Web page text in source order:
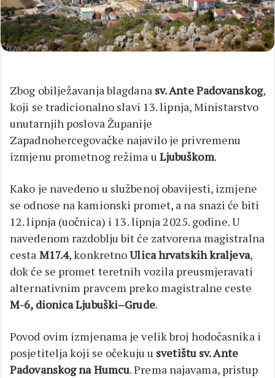
Zbog obilježavanja blagdana sv. Ante Padovanskog,
koji se tradicionalno slavi 13. lipnja, Ministarstvo
unutarnjih poslova Županije
Zapadnohercegovačke najavilo je privremenu
izmjenu prometnog režima u Ljubuškom.
Kako je navedeno u službenoj obavijesti, izmjene
se odnose na kamionski promet, a na snazi će biti
12. lipnja (uočnica) i 13. lipnja 2025. godine. U
navedenom razdoblju bit će zatvorena magistralna
cesta M17.4, konkretnoUlica hrvatskih kraljeva,
dok će se promet teretnih vozila preusmjeravati
alternativnim pravcem preko magistralne ceste
M-6, dionica Ljubuški–Grude.
Povod ovim izmjenama je velik broj hodočasnika i
posjetitelja koji se očekuju u svetištu sv. Ante
Padovanskog na Humcu. Prema najavama, pristup